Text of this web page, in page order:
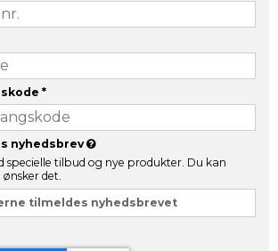
*
nyhedsbrev
specielle tilbud og nye produkter. Du kan
det.
tilmeldes nyhedsbrevet